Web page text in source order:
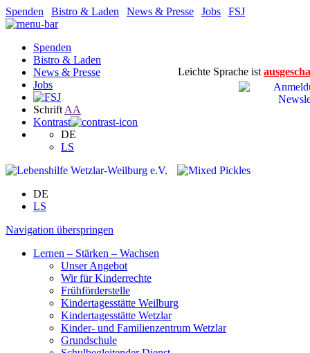
Spenden Bistro & Laden News & Presse Jobs FSJ
Spenden
Bistro & Laden
News & Presse
Jobs
Schrift AA
Kontrast
DE
LS
Leichte Sprache ist
DE
LS
Navigation überspringen
Lernen – Stärken – Wachsen
Unser Angebot
Wir für Kinderrechte
Frühförderstelle
Kindertagesstätte Weilburg
Kindertagesstätte Wetzlar
Kinder- und Familienzentrum Wetzlar
Grundschule